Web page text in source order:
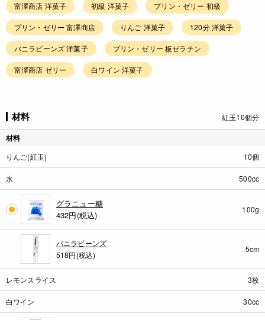
富澤商店 洋菓子 初級 洋菓子 プリン・ゼリー 初級
プリン・ゼリー 富澤商店 りんご 洋菓子 120分 洋菓子
バニラビーンズ 洋菓子 プリン・ゼリー 板ゼラチン
富澤商店 ゼリー 白ワイン 洋菓子
材料 紅玉10個分
材料
りんご(紅玉) 10個
水 500cc
グラニュー糖
432円(税込)
100g
バニラビーンズ
518円(税込)
5cm
レモンスライス 3枚
白ワイン 30cc